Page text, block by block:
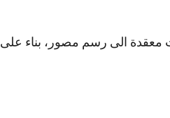
معقدة الى رسم مصور، بناء على